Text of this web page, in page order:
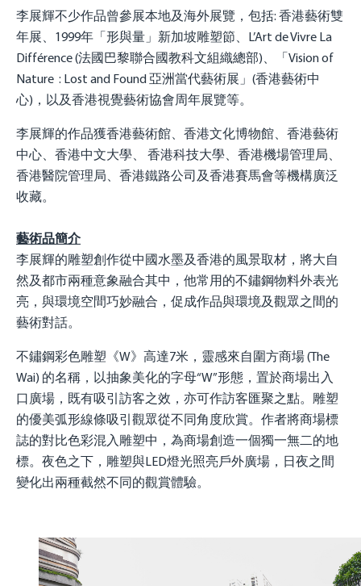
李展輝不少作品曾參展本地及海外展覽，包括: 香港藝術雙
年展、1999年「形與量」新加坡雕塑節、L’Art de Vivre La
Différence (法國巴黎聯合國教科文組織總部)、「Vision of
Nature : Lost and Found 亞洲當代藝術展」(香港藝術中
心)，以及香港視覺藝術協會周年展覽等。
李展輝的作品獲香港藝術館、香港文化博物館、香港藝術
中心、香港中文大學、 香港科技大學、香港機場管理局、
香港醫院管理局、香港鐵路公司及香港賽馬會等機構廣泛
收藏。
藝術品簡介
李展輝的雕塑創作從中國水墨及香港的風景取材，將大自
然及都市兩種意象融合其中，他常用的不鏽鋼物料外表光
亮，與環境空間巧妙融合，促成作品與環境及觀眾之間的
藝術對話。
不鏽鋼彩色雕塑《W》高達7米，靈感來自圍方商場 (The
Wai) 的名稱，以抽象美化的字母“W”形態，置於商場出入
口廣場，既有吸引訪客之效，亦可作訪客匯聚之點。雕塑
的優美弧形線條吸引觀眾從不同角度欣賞。作者將商場標
誌的對比色彩混入雕塑中，為商場創造一個獨一無二的地
標。夜色之下，雕塑與LED燈光照亮戶外廣場，日夜之間
變化出兩種截然不同的觀賞體驗。